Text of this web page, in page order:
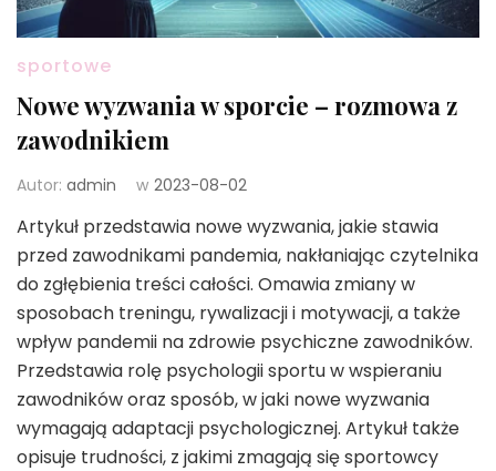
sportowe
Nowe wyzwania w sporcie – rozmowa z
zawodnikiem
Autor: admin w 2023-08-02
Artykuł przedstawia nowe wyzwania, jakie stawia
przed zawodnikami pandemia, nakłaniając czytelnika
do zgłębienia treści całości. Omawia zmiany w
sposobach treningu, rywalizacji i motywacji, a także
wpływ pandemii na zdrowie psychiczne zawodników.
Przedstawia rolę psychologii sportu w wspieraniu
zawodników oraz sposób, w jaki nowe wyzwania
wymagają adaptacji psychologicznej. Artykuł także
opisuje trudności, z jakimi zmagają się sportowcy